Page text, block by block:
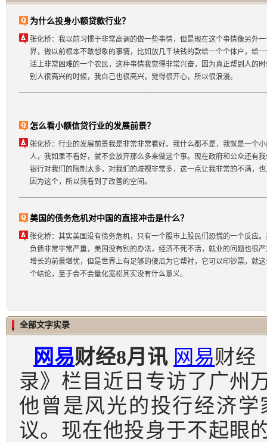
为什么投身小额贷款行业？
张化桥：我以前习惯于非常高调的做一些事情，但是现在这个事情像另外
界，做以前根本不敢想象的事情，比如放几千块钱的款给一个个体户，给
活上非常困难的一个农民，这种事情我觉得非常兴奋，因为真正帮到人的
别人很高兴的时候，我自己也很高兴，觉得很开心，所以很浪漫。
怎么看小额信贷行业的发展前景？
张化桥：行业的发展前景我是非常非常看好。我什么都不是，我就是一个
人，我如果不看好，就不会放弃那么多来做这个事。现在政府和公众还有
银行对我们的限制太多，对我们的歧视非常多，这一点让我非常的不满，
因为这个，所以我看到了改善的空间。
美国的债务危机对中国的直接冲击是什么？
张化桥：其实美国没有债务危机，只有一个股市上股民们恐慌的一个反应
负债非常非常严重，美国没有别的办法，经济不死不活，就业的问题也很
增长的前景堪忧，但是世界上有足够的傻瓜为它帮衬，它可以印钞票，就
个结论，至于会不会量化宽松其实没有什么意义。
全部文字实录
网易财经8月讯 网易财经
录》栏目近日 专访了广州
他曾是风光的投行经济
议。现在他投身于不起眼